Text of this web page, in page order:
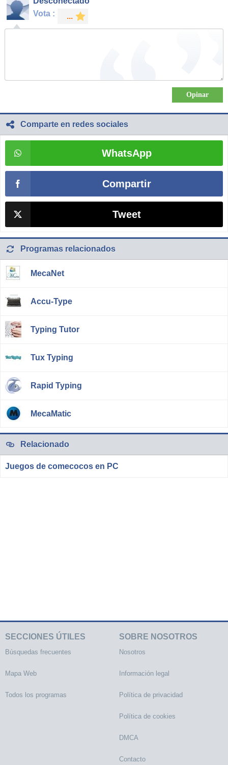
Vota :
Comparte en redes sociales
WhatsApp
Compartir
Tweet
Programas relacionados
MecaNet
Accu-Type
Typing Tutor
Tux Typing
Rapid Typing
MecaMatic
Relacionado
Juegos de comecocos en PC
SECCIONES ÚTILES
Búsquedas frecuentes
Mapa Web
Todos los programas
SOBRE NOSOTROS
Nosotros
Información legal
Política de privacidad
Política de cookies
DMCA
Contacto